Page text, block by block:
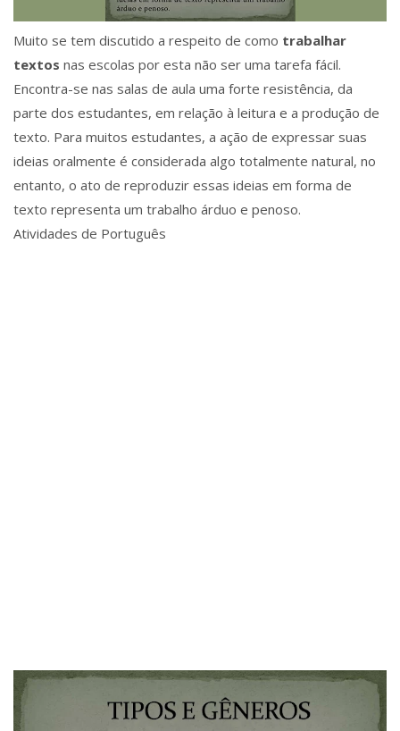
Muito se tem discutido a respeito de como trabalhar
textos nas escolas por esta não ser uma tarefa fácil.
Encontra-se nas salas de aula uma forte resistência, da
parte dos estudantes, em relação à leitura e a produção de
texto. Para muitos estudantes, a ação de expressar suas
ideias oralmente é considerada algo totalmente natural, no
entanto, o ato de reproduzir essas ideias em forma de
texto representa um trabalho árduo e penoso.
Atividades de Português